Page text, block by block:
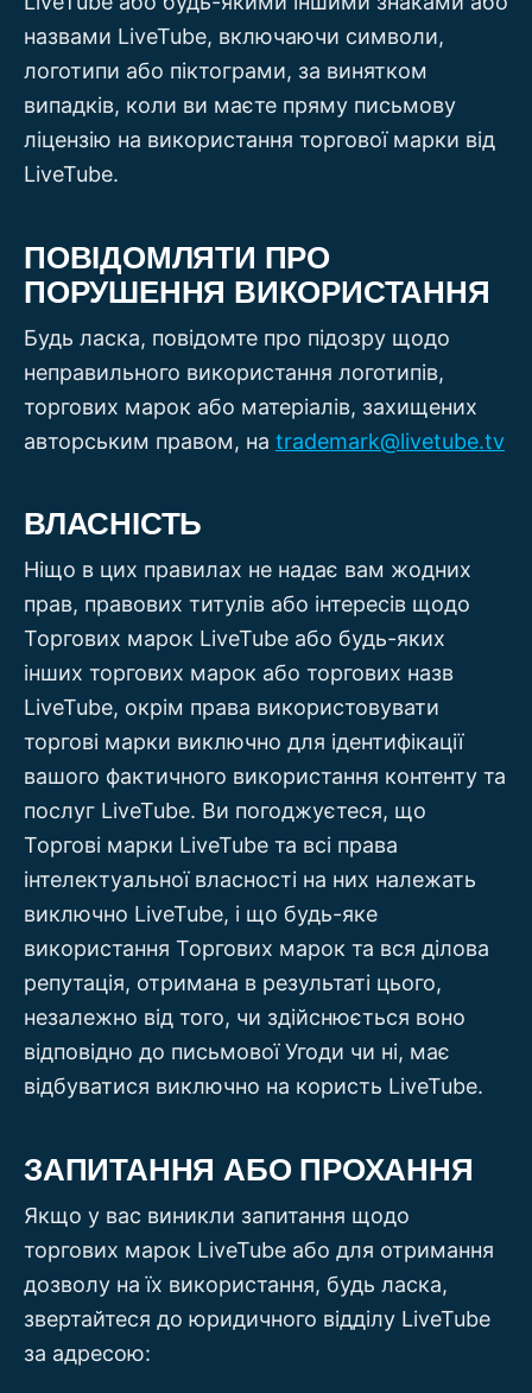
назвами LiveTube, включаючи символи,
логотипи або піктограми, за винятком
випадків, коли ви маєте пряму письмову
ліцензію на використання торгової марки від
LiveTube.
ПОВІДОМЛЯТИ ПРО
ПОРУШЕННЯ ВИКОРИСТАННЯ
Будь ласка, повідомте про підозру щодо
неправильного використання логотипів,
торгових марок або матеріалів, захищених
авторським правом, на trademark@livetube.tv
ВЛАСНІСТЬ
Ніщо в цих правилах не надає вам жодних
прав, правових титулів або інтересів щодо
Торгових марок LiveTube або будь-яких
інших торгових марок або торгових назв
LiveTube, окрім права використовувати
торгові марки виключно для ідентифікації
вашого фактичного використання контенту та
послуг LiveTube. Ви погоджуєтеся, що
Торгові марки LiveTube та всі права
інтелектуальної власності на них належать
виключно LiveTube, і що будь-яке
використання Торгових марок та вся ділова
репутація, отримана в результаті цього,
незалежно від того, чи здійснюється воно
відповідно до письмової Угоди чи ні, має
відбуватися виключно на користь LiveTube.
ЗАПИТАННЯ АБО ПРОХАННЯ
Якщо у вас виникли запитання щодо
торгових марок LiveTube або для отримання
дозволу на їх використання, будь ласка,
звертайтеся до юридичного відділу LiveTube
за адресою: